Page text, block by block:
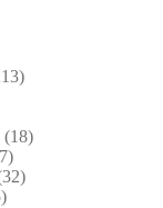
(18)